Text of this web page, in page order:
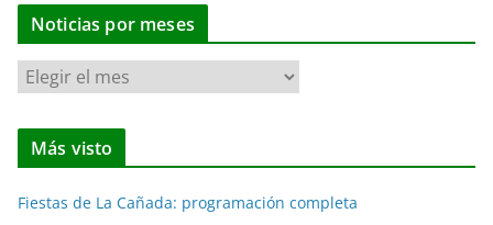
Noticias por meses
N
o
t
i
Más visto
Fiestas de La Cañada: programación completa